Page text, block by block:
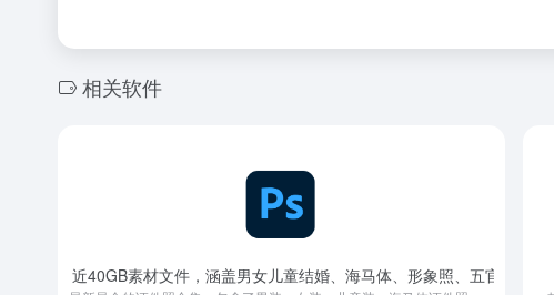
相关软件
材合集，近40GB素材文件，涵盖男女儿童结婚、海马体、形象照、五官全套素材